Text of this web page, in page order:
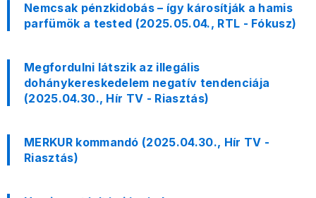
Nemcsak pénzkidobás – így károsítják a hamis
parfümök a tested (2025.05.04., RTL - Fókusz)
Megfordulni látszik az illegális
dohánykereskedelem negatív tendenciája
(2025.04.30., Hír TV - Riasztás)
MERKUR kommandó (2025.04.30., Hír TV -
Riasztás)